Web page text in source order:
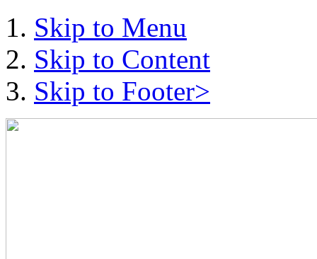
Skip to Menu
Skip to Content
Skip to Footer>